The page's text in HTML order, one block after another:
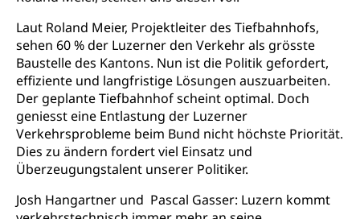
Laut Roland Meier, Projektleiter des Tiefbahnhofs,
sehen 60 % der Luzerner den Verkehr als grösste
Baustelle des Kantons. Nun ist die Politik gefordert,
effiziente und langfristige Lösungen auszuarbeiten.
Der geplante Tiefbahnhof scheint optimal. Doch
geniesst eine Entlastung der Luzerner
Verkehrsprobleme beim Bund nicht höchste Priorität.
Dies zu ändern fordert viel Einsatz und
Überzeugungstalent unserer Politiker.
Josh Hangartner und Pascal Gasser: Luzern kommt